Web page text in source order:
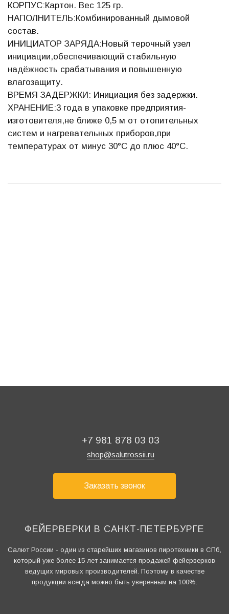
КОРПУС:Картон. Вес 125 гр.
НАПОЛНИТЕЛЬ:Комбинированный дымовой
состав.
ИНИЦИАТОР ЗАРЯДА:Новый терочный узел
инициации,обеспечивающий стабильную
надёжность срабатывания и повышенную
влагозащиту.
ВРЕМЯ ЗАДЕРЖКИ: Инициация без задержки.
ХРАНЕНИЕ:3 года в упаковке предприятия-
изготовителя,не ближе 0,5 м от отопительных
систем и нагревательных приборов,при
температурах от минус 30°С до плюс 40°С.
+7 981 878 03 03
shop@salutrossii.ru
Заказать звонок
ФЕЙЕРВЕРКИ В САНКТ-ПЕТЕРБУРГЕ
Салют России - один из старейших магазинов пиротехники в СПб,
который уже более 15 лет занимается продажей фейерверков
ведущих мировых производителей. Поэтому в качестве
продукции всегда можно быть уверенным на 100%.